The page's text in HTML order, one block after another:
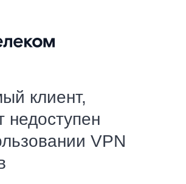
клиент,
недоступен
VPN